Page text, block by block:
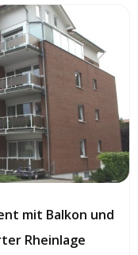
mit Balkon und
Rheinlage